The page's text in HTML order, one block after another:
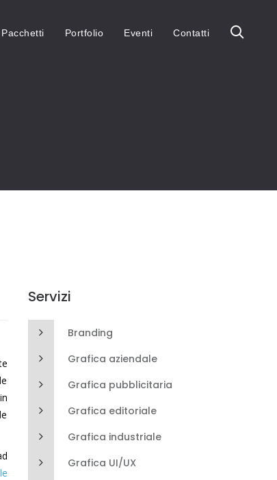
Pacchetti Portfolio Eventi Contatti
Servizi
Branding
Grafica aziendale
Grafica pubblicitaria
Grafica editoriale
Grafica industriale
Grafica UI/UX